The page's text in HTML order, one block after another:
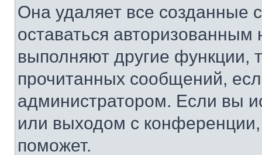
Она удаляет все созданные
оставаться
выполняют другие функции,
прочитанных сообщений,
администратором. Если вы
или выходом с
поможет.